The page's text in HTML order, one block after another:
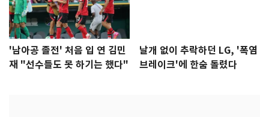
'남아공 졸전' 처음 입 연 김민
재 "선수들도 못 하기는 했다"
날개 없이 추락하던 LG, '폭염
브레이크'에 한숨 돌렸다